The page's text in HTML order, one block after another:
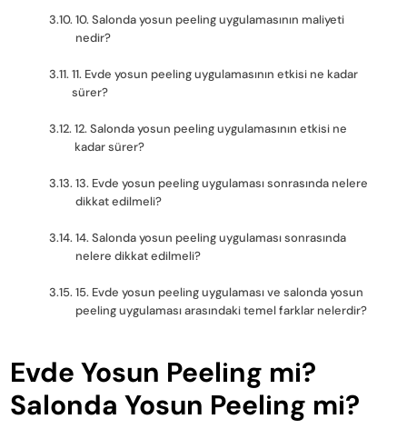
10. Salonda yosun peeling uygulamasının maliyeti
nedir?
11. Evde yosun peeling uygulamasının etkisi ne kadar
sürer?
12. Salonda yosun peeling uygulamasının etkisi ne
kadar sürer?
13. Evde yosun peeling uygulaması sonrasında nelere
dikkat edilmeli?
14. Salonda yosun peeling uygulaması sonrasında
nelere dikkat edilmeli?
15. Evde yosun peeling uygulaması ve salonda yosun
peeling uygulaması arasındaki temel farklar nelerdir?
Evde Yosun Peeling mi?
Salonda Yosun Peeling mi?